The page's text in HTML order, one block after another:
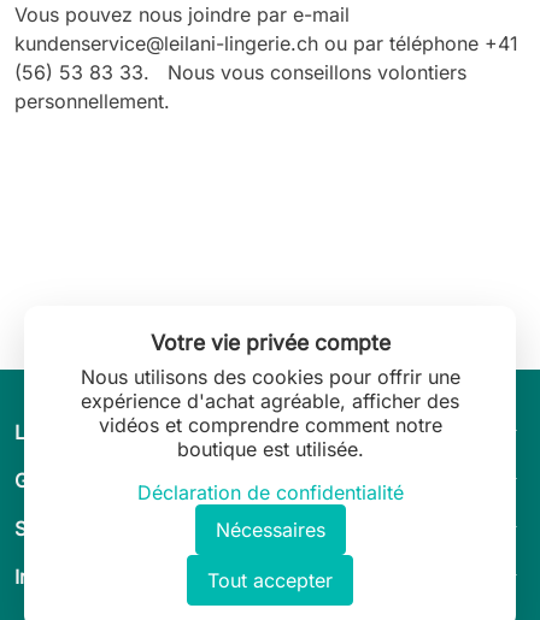
Vous pouvez nous joindre par e-mail
kundenservice@leilani-lingerie.ch ou par téléphone +41
(56) 53 83 33. Nous vous conseillons volontiers
personnellement.
L’univers de Leilani Lingerie arrow_drop_down
Guide & conseils arrow_drop_down
Service client arrow_drop_down
Informations légales arrow_drop_down
Votre vie privée compte
Nous utilisons des cookies pour offrir une
expérience d'achat agréable, afficher des
vidéos et comprendre comment notre
boutique est utilisée.
Déclaration de confidentialité
Nécessaires
Tout accepter